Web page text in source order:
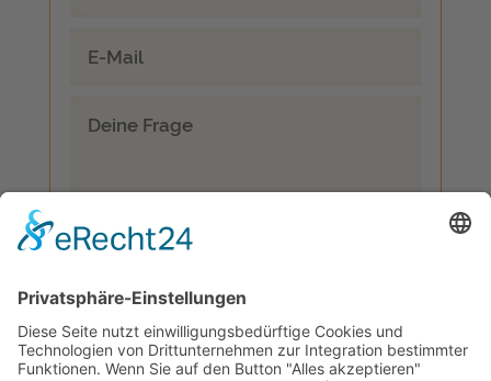
Ich bin damit einverstanden, dass
meine Daten unter Berücksichtigung